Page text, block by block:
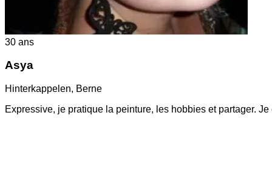
30 ans
Asya
Hinterkappelen, Berne
Expressive, je pratique la peinture, les hobbies et partager.